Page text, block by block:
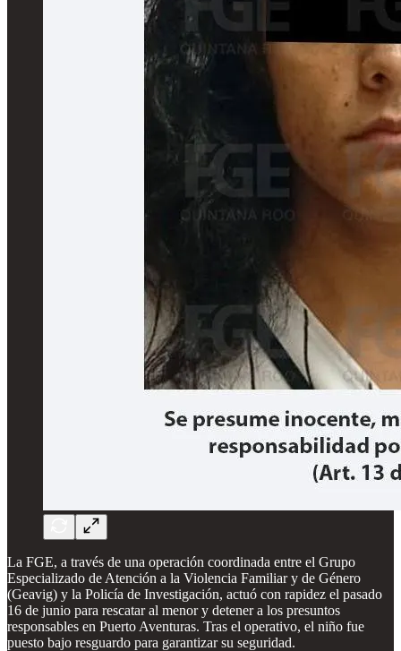
La FGE, a través de una operación coordinada entre el Grupo
Especializado de Atención a la Violencia Familiar y de Género
(Geavig) y la Policía de Investigación, actuó con rapidez el pasado
16 de junio para rescatar al menor y detener a los presuntos
responsables en Puerto Aventuras. Tras el operativo, el niño fue
puesto bajo resguardo para garantizar su seguridad.